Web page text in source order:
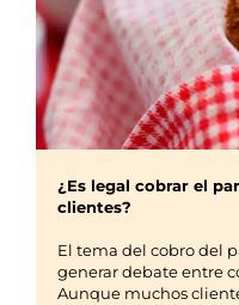
¿Es legal cobrar el
clientes?
El tema del cobro del
generar debate entre
Aunque muchos